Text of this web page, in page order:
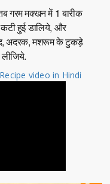
गरम मक्खन में 1 बारीक
हुई डालिये, और
अदरक, मशरूम के टुकड़े
video in Hindi